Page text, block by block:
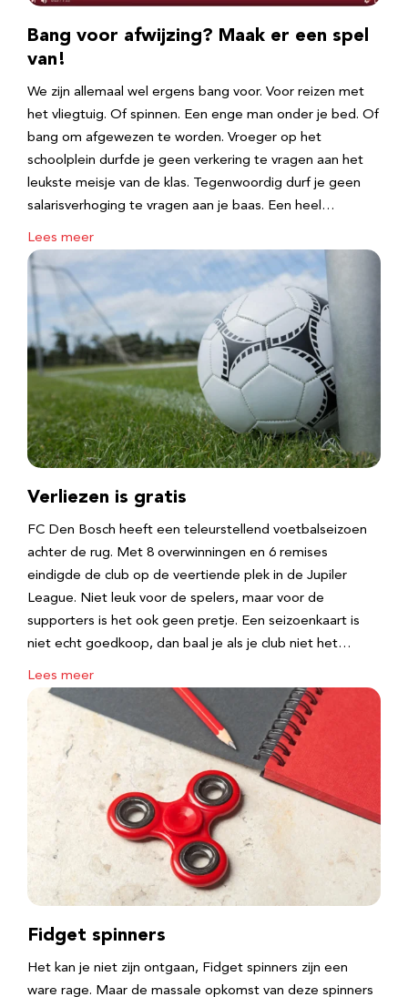
Bang voor afwijzing? Maak er een spel
van!
We zijn allemaal wel ergens bang voor. Voor reizen met
het vliegtuig. Of spinnen. Een enge man onder je bed. Of
bang om afgewezen te worden. Vroeger op het
schoolplein durfde je geen verkering te vragen aan het
leukste meisje van de klas. Tegenwoordig durf je geen
salarisverhoging te vragen aan je baas. Een heel…
Lees meer
Verliezen is gratis
FC Den Bosch heeft een teleurstellend voetbalseizoen
achter de rug. Met 8 overwinningen en 6 remises
eindigde de club op de veertiende plek in de Jupiler
League. Niet leuk voor de spelers, maar voor de
supporters is het ook geen pretje. Een seizoenkaart is
niet echt goedkoop, dan baal je als je club niet het…
Lees meer
Fidget spinners
Het kan je niet zijn ontgaan, Fidget spinners zijn een
ware rage. Maar de massale opkomst van deze spinners